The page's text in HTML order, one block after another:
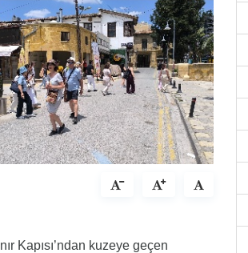
Kapısı’ndan kuzeye geçen